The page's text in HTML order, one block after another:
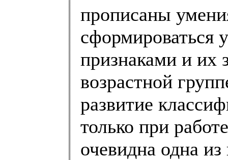
прописаны
сформироваться
признаками и их
возрастной
развитие
только при
очевидна одна